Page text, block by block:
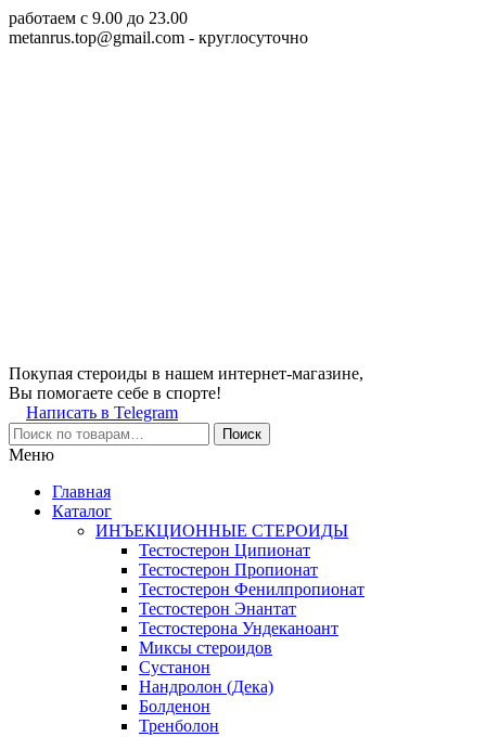
работаем c 9.00 до 23.00
metanrus.top@gmail.com - круглосуточно
Покупая стероиды в нашем интернет-магазине,
Вы помогаете себе в спорте!
Написать в Telegram
Поиск
Меню
Главная
Каталог
ИНЪЕКЦИОННЫЕ СТЕРОИДЫ
Тестостерон Ципионат
Тестостерон Пропионат
Тестостерон Фенилпропионат
Тестостерон Энантат
Тестостерона Ундеканоант
Миксы стероидов
Сустанон
Нандролон (Дека)
Болденон
Тренболон